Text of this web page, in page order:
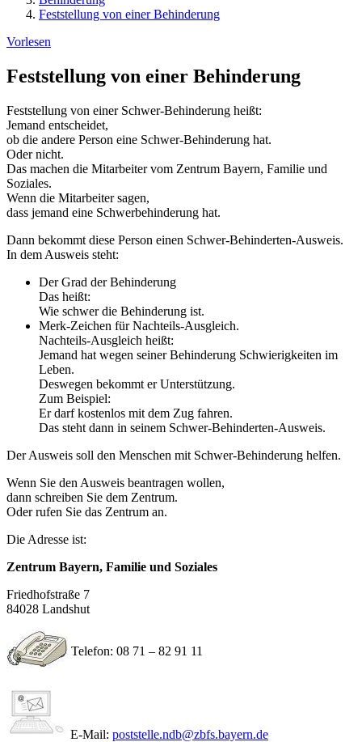
Feststellung von einer Behinderung
Vorlesen
Feststellung von einer Behinderung
Feststellung von einer Schwer-Behinderung heißt:
Jemand entscheidet,
ob die andere Person eine Schwer-Behinderung hat.
Oder nicht.
Das machen die Mitarbeiter vom Zentrum Bayern, Familie und
Soziales.
Wenn die Mitarbeiter sagen,
dass jemand eine Schwerbehinderung hat.
Dann bekommt diese Person einen Schwer-Behinderten-Ausweis.
In dem Ausweis steht:
Der Grad der Behinderung
Das heißt:
Wie schwer die Behinderung ist.
Merk-Zeichen für Nachteils-Ausgleich.
Nachteils-Ausgleich heißt:
Jemand hat wegen seiner Behinderung Schwierigkeiten im
Leben.
Deswegen bekommt er Unterstützung.
Zum Beispiel:
Er darf kostenlos mit dem Zug fahren.
Das steht dann in seinem Schwer-Behinderten-Ausweis.
Der Ausweis soll den Menschen mit Schwer-Behinderung helfen.
Wenn Sie den Ausweis beantragen wollen,
dann schreiben Sie dem Zentrum.
Oder rufen Sie das Zentrum an.
Die Adresse ist:
Zentrum Bayern, Familie und Soziales
Friedhofstraße 7
84028 Landshut
Telefon: 08 71 – 82 91 11
E-Mail: poststelle.ndb@zbfs.bayern.de